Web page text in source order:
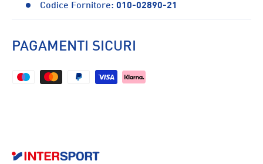
Codice Fornitore: 010-02890-21
PAGAMENTI SICURI